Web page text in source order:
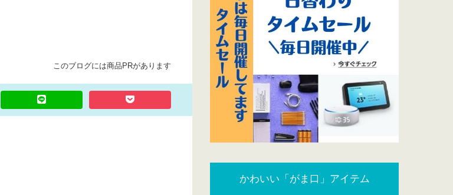
このブログには商品PRがあります
かわいい「がま口」アイテム